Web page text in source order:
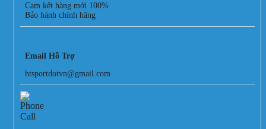
Cam kết hàng mới 100%
Bảo hành chính hãng
Email Hỗ Trợ
htsportdotvn@gmail.com